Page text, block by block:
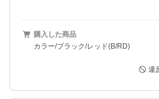
購入した商品
カラー/ブラック/レッド(B/RD)
違